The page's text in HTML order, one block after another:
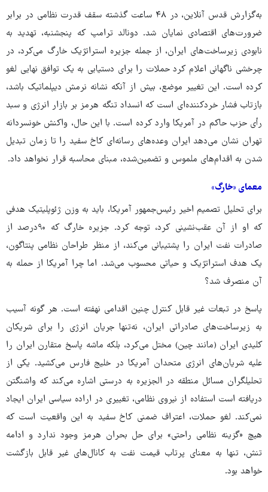
به‌گزارش قدس آنلاین، در ۴۸ ساعت گذشته سقف قدرت نظامی در برابر
ضرورت‌های اقتصادی نمایان شد. دونالد ترامپ که پنجشنبه، تهدید به
نابودی زیرساخت‌های ایران، از جمله جزیره‌ استراتژیک خارگ می‌کرد، در
چرخشی ناگهانی اعلام کرد حملات را برای دستیابی به یک توافق نهایی لغو
کرده است. این تغییر موضع، بیش از آنکه نشانه‌ نرمش دیپلماتیک باشد،
بازتاب فشار خردکننده‌ای است که انسداد تنگه هرمز بر بازار انرژی و سبد
رأی حزب حاکم در آمریکا وارد کرده است. با این حال، واکنش خونسردانه‌
تهران نشان می‌دهد ایران وعده‌های رسانه‌ای کاخ سفید را تا زمان تبدیل
شدن به اقدام‌های ملموس و تضمین‌شده، مبنای محاسبه قرار نخواهد داد.
معمای «خارگ»
برای تحلیل تصمیم اخیر رئیس‌جمهور آمریکا، باید به وزن ژئوپلیتیک هدفی
که او از آن عقب‌نشینی کرد، توجه کرد. جزیره‌ خارگ که ۹۰درصد از
صادرات نفت ایران را پشتیبانی می‌کند، از منظر طراحان نظامی پنتاگون،
یک هدف استراتژیک و حیاتی محسوب می‌شد. اما چرا آمریکا از حمله به
آن منصرف شد؟
پاسخ در تبعات غیر قابل‌ کنترل چنین اقدامی نهفته است. هر گونه آسیب
به زیرساخت‌های صادراتی ایران، نه‌تنها جریان انرژی را برای شریکان
کلیدی ایران (مانند چین) مختل می‌کرد، بلکه ماشه‌ پاسخ متقارن ایران را
علیه شریان‌های انرژی متحدان آمریکا در خلیج ‌فارس می‌کشید. یکی از
تحلیلگران مسائل منطقه در الجزیره به درستی اشاره می‌کند که واشنگتن
دریافته است استفاده از نیروی نظامی، تغییری در اراده‌ سیاسی ایران ایجاد
نمی‌کند. لغو حملات، اعتراف ضمنی کاخ سفید به این واقعیت است که
هیچ «گزینه‌ نظامی راحتی» برای حل بحران هرمز وجود ندارد و ادامه‌
تنش، تنها به معنای پرتاب قیمت نفت به کانال‌های غیر قابل ‌بازگشت
خواهد بود.